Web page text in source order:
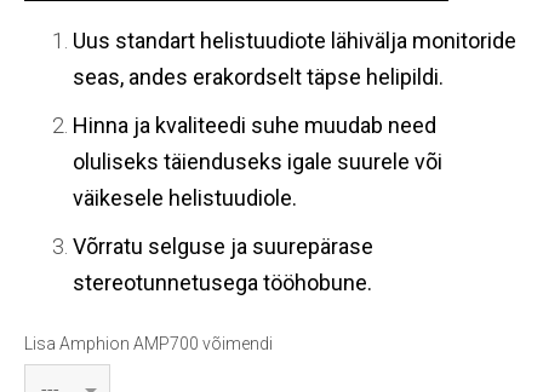
Uus standart helistuudiote lähivälja monitoride
seas, andes erakordselt täpse helipildi.
Hinna ja kvaliteedi suhe muudab need
oluliseks täienduseks igale suurele või
väikesele helistuudiole.
Võrratu selguse ja suurepärase
stereotunnetusega tööhobune.
Lisa Amphion AMP700 võimendi